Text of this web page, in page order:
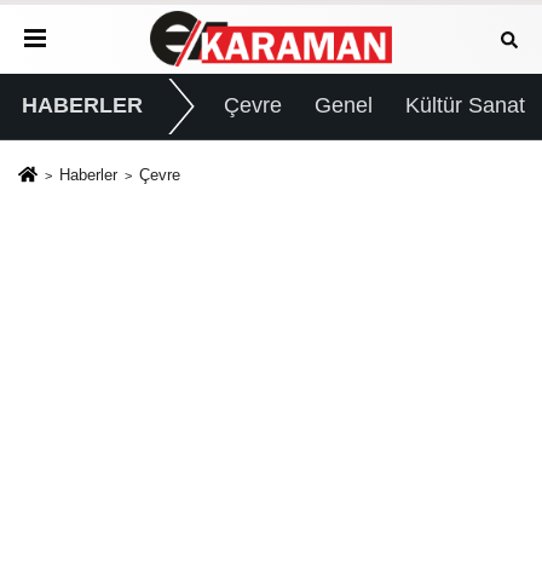
HABERLER Çevre Genel Kültür Sanat
Haberler Çevre